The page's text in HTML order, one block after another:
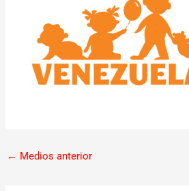
← Medios anterior